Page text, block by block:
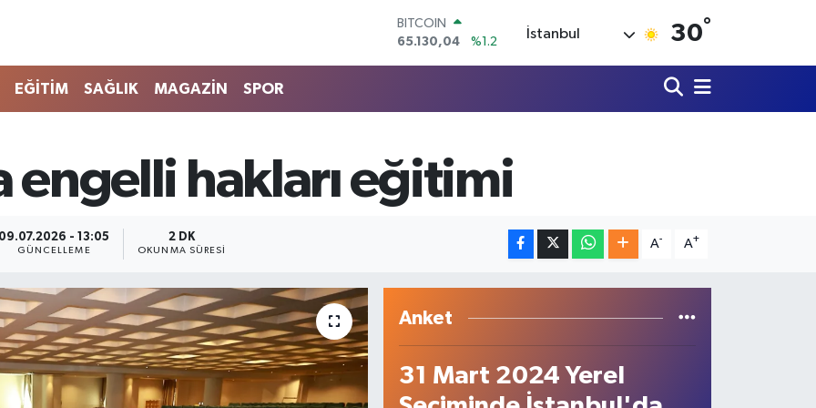
DOLAR
47,7106
%0.17
64,4046
%0.35
BİST100
13.773
BITCOIN
İstanbul 30°
EĞİTİM SAĞLIK MAGAZİN SPOR
engelli hakları eğitimi
09.07.2026 - 13:05
GÜNCELLEME
2 DK
OKUNMA SÜRESI
A- A+
Anket
31 Mart 2024 Yerel